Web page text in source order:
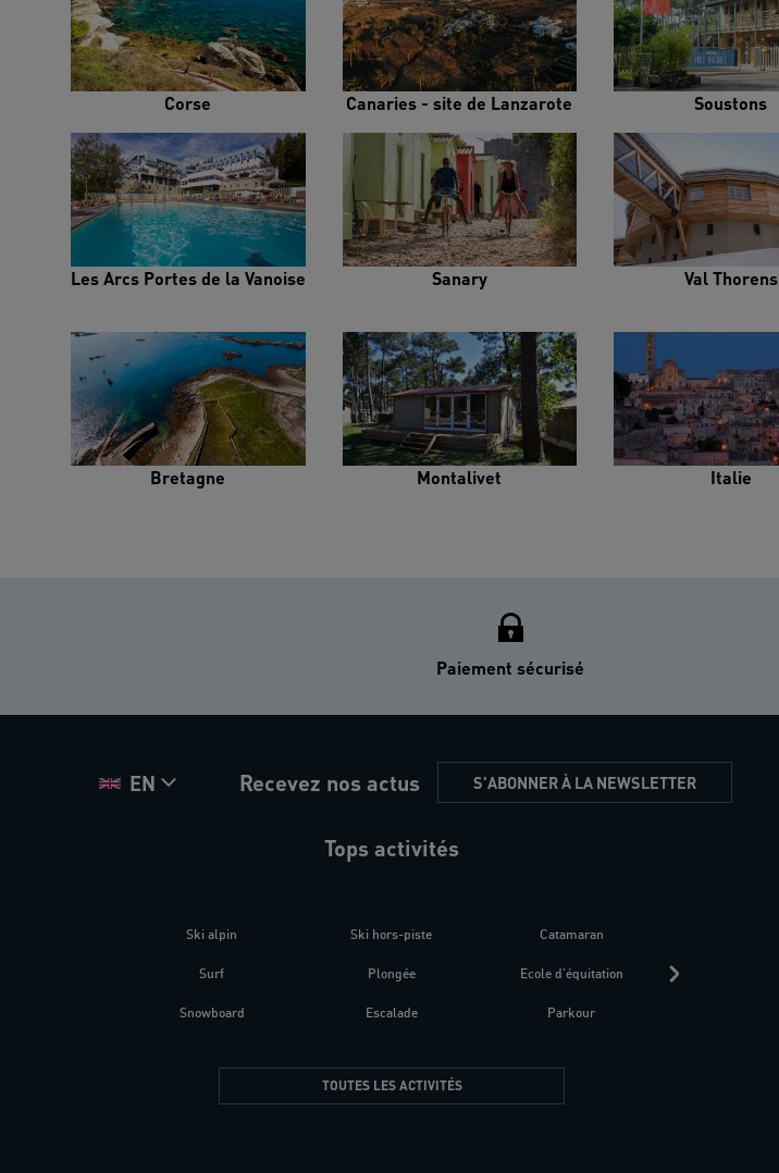
Corse Canaries - site de Lanzarote Soustons
Les Arcs Portes de la Vanoise Sanary Val Thorens
Bretagne Montalivet Italie
Paiement sécurisé
EN Recevez nos actus S'ABONNER À LA NEWSLETTER
Tops activités
Ski alpin
Surf
Snowboard
Ski hors-piste
Plongée
Escalade
Catamaran
Ecole d'équitation
Parkour
TOUTES LES ACTIVITÉS